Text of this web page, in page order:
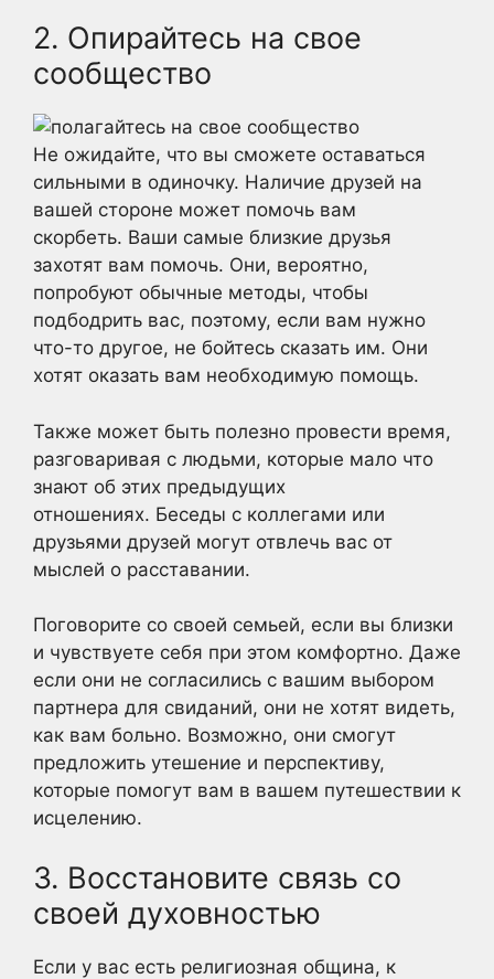
2. Опирайтесь на свое
сообщество
Не ожидайте, что вы сможете оставаться
сильными в одиночку. Наличие друзей на
вашей стороне может помочь вам
скорбеть. Ваши самые близкие друзья
захотят вам помочь. Они, вероятно,
попробуют обычные методы, чтобы
подбодрить вас, поэтому, если вам нужно
что-то другое, не бойтесь сказать им. Они
хотят оказать вам необходимую помощь.
Также может быть полезно провести время,
разговаривая с людьми, которые мало что
знают об этих предыдущих
отношениях. Беседы с коллегами или
друзьями друзей могут отвлечь вас от
мыслей о расставании.
Поговорите со своей семьей, если вы близки
и чувствуете себя при этом комфортно. Даже
если они не согласились с вашим выбором
партнера для свиданий, они не хотят видеть,
как вам больно. Возможно, они смогут
предложить утешение и перспективу,
которые помогут вам в вашем путешествии к
исцелению.
3. Восстановите связь со
своей духовностью
Если у вас есть религиозная община, к